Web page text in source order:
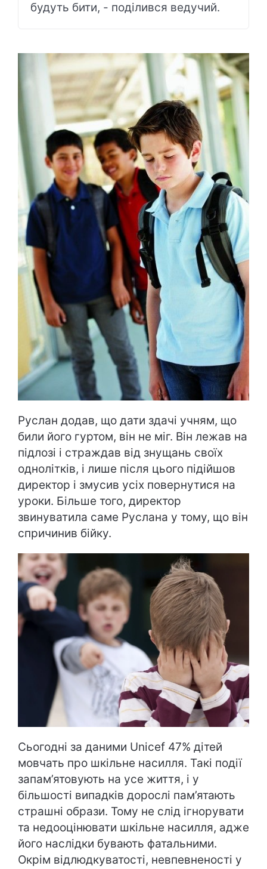
будуть бити, - поділився ведучий.
Руслан додав, що дати здачі учням, що
били його гуртом, він не міг. Він лежав на
підлозі і страждав від знущань своїх
однолітків, і лише після цього підійшов
директор і змусив усіх повернутися на
уроки. Більше того, директор
звинуватила саме Руслана у тому, що він
спричинив бійку.
Сьогодні за даними Unicef 47% дітей
мовчать про шкільне насилля. Такі події
запам’ятовують на усе життя, і у
більшості випадків дорослі пам’ятають
страшні образи. Тому не слід ігнорувати
та недооцінювати шкільне насилля, адже
його наслідки бувають фатальними.
Окрім відлюдкуватості, невпевненості у